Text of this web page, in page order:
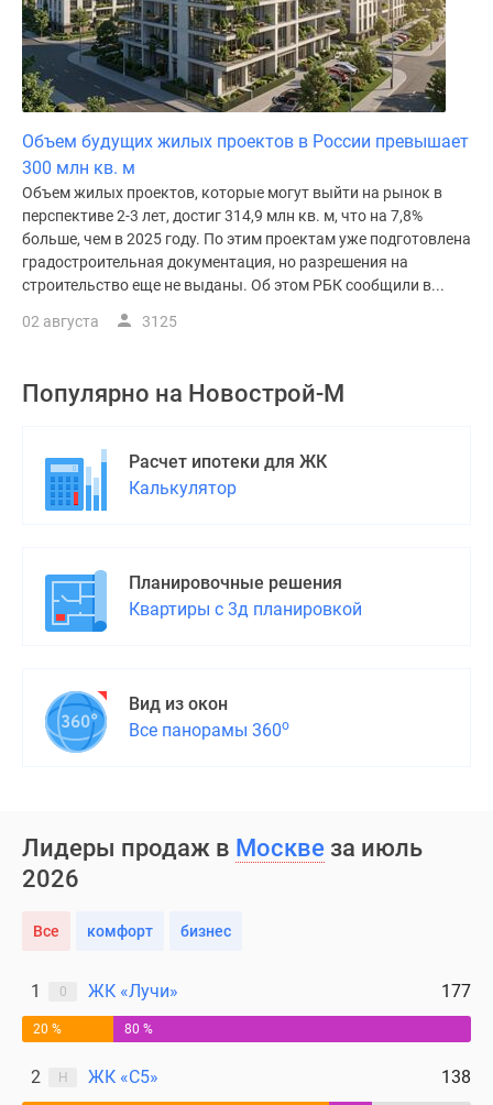
Объем будущих жилых проектов в России превышает
300 млн кв. м
Объем жилых проектов, которые могут выйти на рынок в
перспективе 2-3 лет, достиг 314,9 млн кв. м, что на 7,8%
больше, чем в 2025 году. По этим проектам уже подготовлена
градостроительная документация, но разрешения на
строительство еще не выданы. Об этом РБК сообщили в...
02 августа 3125
Популярно на Новострой-М
Расчет ипотеки для ЖК
Калькулятор
Планировочные решения
Квартиры с 3д планировкой
Вид из окон
Все панорамы 360о
Лидеры продаж в Москве за июль
2026
Все комфорт бизнес
1 0 ЖК «Лучи» 177
20 % 80 %
2 Н ЖК «С5» 138